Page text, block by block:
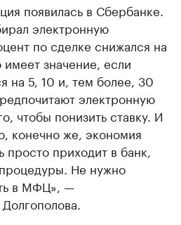
появилась в Сбербанке.
электронную
по сделке снижался на
значение, если
на 5, 10 и, тем более, 30
электронную
чтобы понизить ставку. И
конечно же, экономия
приходит в банк,
Не нужно
в МФЦ», —